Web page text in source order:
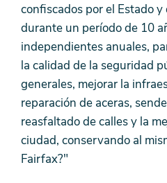
confiscados por el Estado
durante un período de 10
independientes anuales,
la calidad de la seguridad
generales, mejorar la
reparación de aceras,
reasfaltado de calles y la
ciudad, conservando al
Fairfax?"